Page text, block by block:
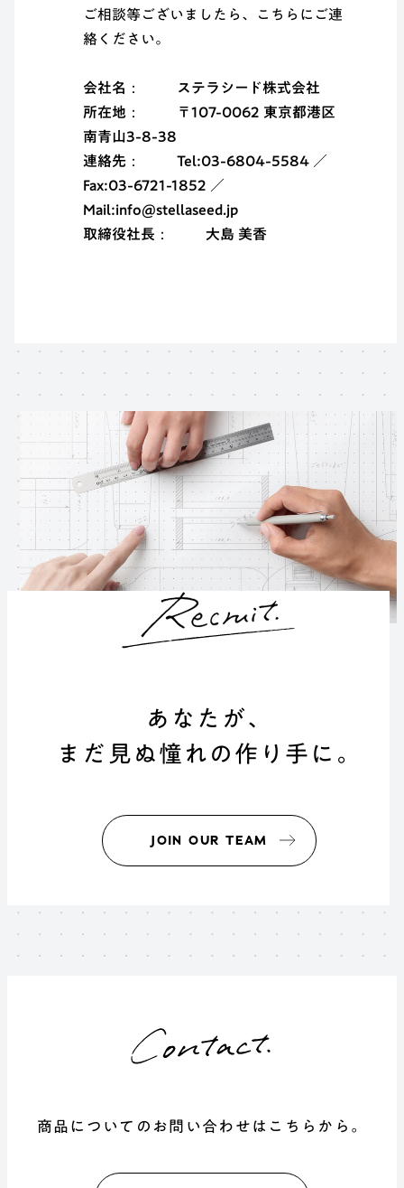
ご相談等ございましたら、こちらにご連
絡ください。
会社名
ステラシード株式会社
所在地
〒107-0062 東京都港区
南青山3-8-38
連絡先
Tel:03-6804-5584 ／
Fax:03-6721-1852 ／
Mail:info@stellaseed.jp
取締役社長
大島 美香
あなたが、
まだ見ぬ憧れの作り手に。
JOIN OUR TEAM
商品についてのお問い合わせはこちらから。